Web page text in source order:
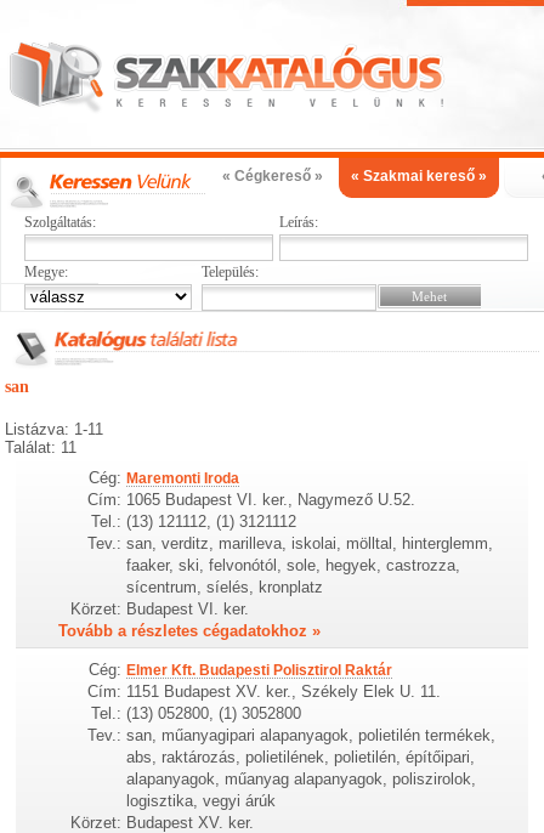
« Cégkereső » « Szakmai kereső »
Szolgáltatás: Leírás:
Megye: Település:
san
Listázva: 1-11
Találat: 11
Cég: Maremonti Iroda
Cím: 1065 Budapest VI. ker., Nagymező U.52.
Tel.: (13) 121112, (1) 3121112
Tev.: san, verditz, marilleva, iskolai, mölltal, hinterglemm,
faaker, ski, felvonótól, sole, hegyek, castrozza,
sícentrum, síelés, kronplatz
Körzet: Budapest VI. ker.
Tovább a részletes cégadatokhoz »
Cég: Elmer Kft. Budapesti Polisztirol Raktár
Cím: 1151 Budapest XV. ker., Székely Elek U. 11.
Tel.: (13) 052800, (1) 3052800
Tev.: san, műanyagipari alapanyagok, polietilén termékek,
abs, raktározás, polietilének, polietilén, építőipari,
alapanyagok, műanyag alapanyagok, poliszirolok,
logisztika, vegyi árúk
Körzet: Budapest XV. ker.